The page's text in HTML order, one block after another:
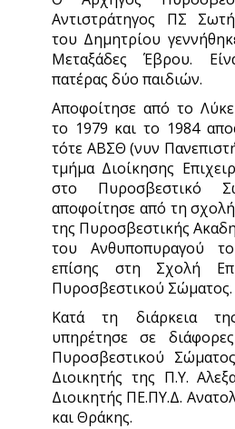
Αντιστράτηγος ΠΣ
του Δημητρίου
Μεταξάδες Έβρου.
πατέρας δύο παιδιών.
Αποφοίτησε από το
το 1979 και το 1984
τότε ΑΒΣΘ (νυν
τμήμα Διοίκησης
στο Πυροσβεστικό
αποφοίτησε από τη
της Πυροσβεστικής
του Ανθυποπυραγού
επίσης στη Σχολή
Πυροσβεστικού Σώματος.
Κατά τη διάρκεια
υπηρέτησε σε
Πυροσβεστικού
Διοικητής της Π.Υ.
Διοικητής ΠΕ.ΠΥ.Δ.
και Θράκης.